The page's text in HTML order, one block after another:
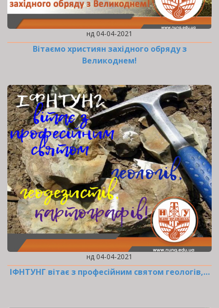
нд 04-04-2021
Вітаємо християн західного обряду з
Великоднем!
нд 04-04-2021
ІФНТУНГ вітає з професійним святом геологів,…